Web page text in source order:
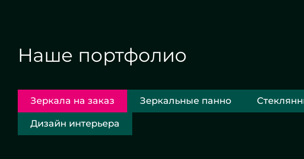
Наше портфолио
Зеркала на заказ Зеркальные панно
Дизайн интерьера